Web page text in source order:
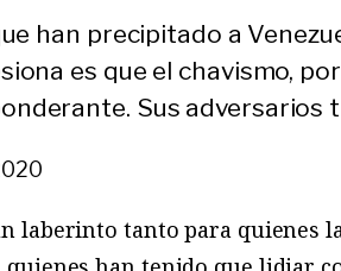
han precipitado a
es que el chavismo,
Sus adversarios
laberinto tanto para quienes